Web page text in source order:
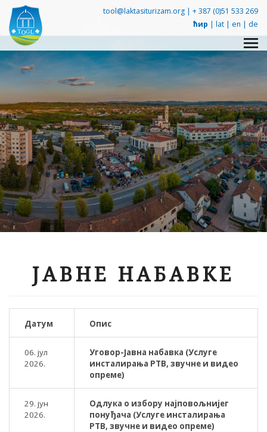
tool@laktasiturizam.org | + 387 (0)51 533 269
ћир | lat | en | de
ЈАВНЕ НАБАВКЕ
Датум Опис
06. јул
2026.
Уговор-Јавна набавка (Услуге
инсталирања РТВ, звучне и видео
опреме)
29. јун
2026.
Одлука о избору најповољнијег
понуђача (Услуге инсталирања
РТВ, звучне и видео опреме)